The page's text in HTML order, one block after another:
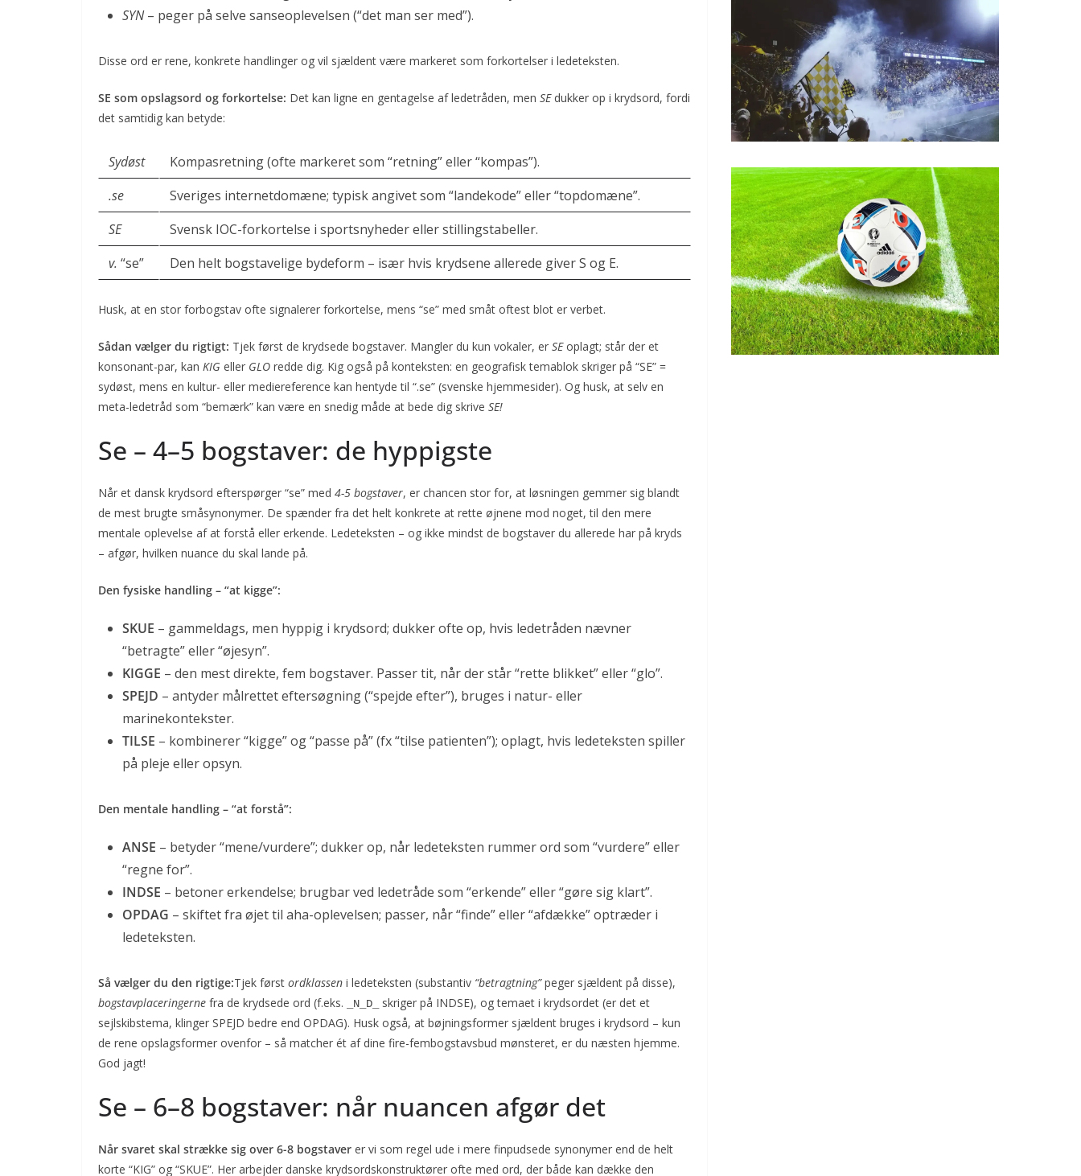
SYN– peger på selve sanseoplevelsen (“det man ser med”).
Disse ord er rene, konkrete handlinger og vil sjældent være markeret som forkortelser i ledeteksten.
SE som opslagsord og forkortelse: Det kan ligne en gentagelse af ledetråden, men SEdukker op i krydsord, fordi
det samtidig kan betyde:
Sydøst
Kompasretning (ofte markeret som “retning” eller “kompas”).
.se
Sveriges internetdomæne; typisk angivet som “landekode” eller “topdomæne”.
SE
Svensk IOC-forkortelse i sportsnyheder eller stillingstabeller.
v. “se” Den helt bogstavelige bydeform – især hvis krydsene allerede giver S og E.
Husk, at en stor forbogstav ofte signalerer forkortelse, mens “se” med småt oftest blot er verbet.
Sådan vælger du rigtigt: Tjek først de krydsede bogstaver. Mangler du kun vokaler, er SEoplagt; står der et
konsonant-par, kan KIG eller GLO redde dig. Kig også på konteksten: en geografisk tema­blok skriger på “SE” =
sydøst, mens en kultur- eller medie­reference kan hentyde til “.se” (svenske hjemmesider). Og husk, at selv en
meta-ledetråd som “bemærk” kan være en snedig måde at bede dig skrive SE!
Se – 4–5 bogstaver: de hyppigste
Når et dansk krydsord efterspørger “se” med 4-5 bogstaver, er chancen stor for, at løsningen gemmer sig blandt
de mest brugte småsynonymer. De spænder fra det helt konkrete at rette øjnene mod noget, til den mere
mentale oplevelse af at forstå eller erkende. Ledeteksten – og ikke mindst de bogstaver du allerede har på kryds
– afgør, hvilken nuance du skal lande på.
Den fysiske handling – “at kigge”:
SKUE – gammeldags, men hyppig i krydsord; dukker ofte op, hvis ledetråden nævner
“betragte” eller “øjesyn”.
KIGGE – den mest direkte, fem bogstaver. Passer tit, når der står “rette blikket” eller “glo”.
SPEJD – antyder målrettet eftersøgning (“spejde efter”), bruges i natur- eller
marinekontekster.
TILSE – kombinerer “kigge” og “passe på” (fx “tilse patienten”); oplagt, hvis ledeteksten spiller
på pleje eller opsyn.
Den mentale handling – “at forstå”:
ANSE – betyder “mene/vurdere”; dukker op, når ledeteksten rummer ord som “vurdere” eller
“regne for”.
INDSE – betoner erkendelse; brugbar ved ledetråde som “erkende” eller “gøre sig klart”.
OPDAG – skiftet fra øjet til aha-oplevelsen; passer, når “finde” eller “afdække” optræder i
ledeteksten.
Så vælger du den rigtige:Tjek først ordklassen i ledeteksten (substantiv “betragtning”peger sjældent på disse),
bogstavplaceringerne fra de krydsede ord (f.eks. _N_D_
skriger på INDSE), og temaet i krydsordet (er det et
sejlskibstema, klinger SPEJD bedre end OPDAG). Husk også, at bøjningsformer sjældent bruges i krydsord – kun
de rene opslagsformer ovenfor – så matcher ét af dine fire-fembogstavsbud mønsteret, er du næsten hjemme.
God jagt!
Se – 6–8 bogstaver: når nuancen afgør det
Når svaret skal strække sig over 6-8 bogstaver er vi som regel ude i mere finpudsede synonymer end de helt
korte “KIG” og “SKUE”. Her arbejder danske krydsordskonstruktører ofte med ord, der både kan dække den